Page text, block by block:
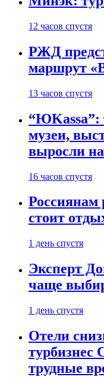
12 часов спустя
РЖД
маршрут
13 часов спустя
“ЮKassa”:
музеи,
выросли
16 часов спустя
Россиянам
стоит
1 день спустя
Эксперт
чаще
1 день спустя
Отели
турбизнес
трудные